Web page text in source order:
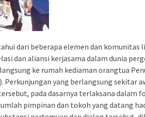
dari beberapa elemen dan komunitas
dan aliansi kerjasama dalam dunia
ke rumah kediaman orangtua
Perkunjungan yang berlangsung sekitar
pada dasarnya terlaksana dalam
pimpinan dan tokoh yang datang